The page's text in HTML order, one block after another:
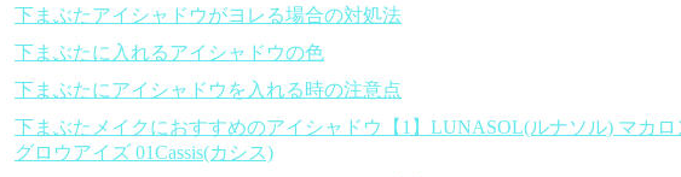
下まぶたアイシャドウがヨレる場合の対処法
下まぶたに入れるアイシャドウの色
下まぶたにアイシャドウを入れる時の注意点
下まぶたメイクにおすすめのアイシャドウ【1】LUNASOL(ルナソル) マカロ
グロウアイズ 01Cassis(カシス)